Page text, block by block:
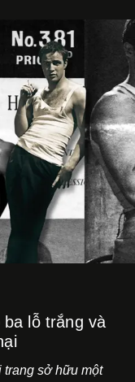
lỗ trắng và
trang sở hữu một